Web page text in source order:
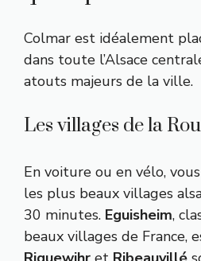
Colmar est idéalement
dans toute l’Alsace
atouts majeurs de la ville.
Les villages de la
En voiture ou en vélo,
les plus beaux villages
30 minutes. Eguisheim,
beaux villages de France,